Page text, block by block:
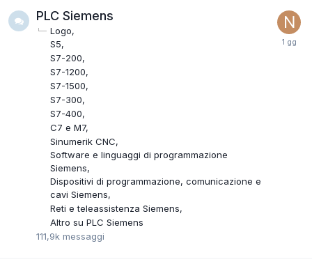
PLC Siemens
Logo
S5
S7-200
S7-1200
S7-1500
S7-300
S7-400
C7 e M7
Sinumerik CNC
Software e linguaggi di programmazione
Siemens
Dispositivi di programmazione, comunicazione e
cavi Siemens
Reti e teleassistenza Siemens
Altro su PLC Siemens
111,9k messaggi